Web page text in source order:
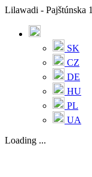
Lilawadi - Pajštúnska 1
SK
CZ
DE
HU
PL
UA
Loading ...